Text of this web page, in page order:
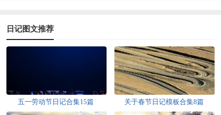
日记图文推荐
五一劳动节日记合集15篇 关于春节日记模板合集8篇